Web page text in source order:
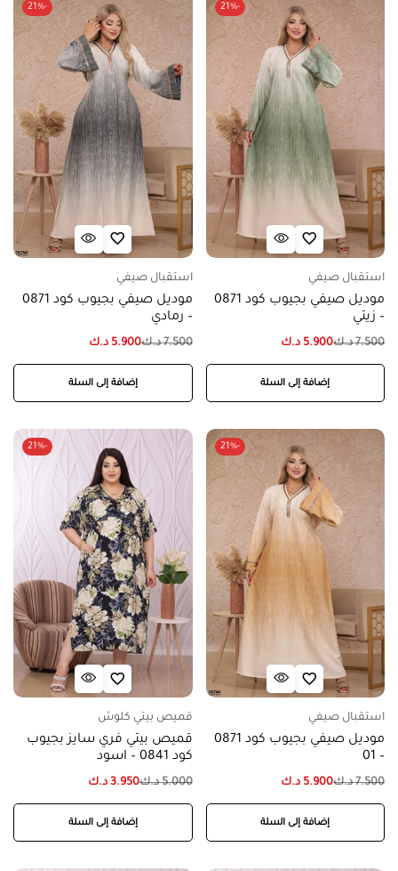
-21%
استقبال صيفي
موديل صيفي بجيوب كود 0871
– زيتي
7.500 د.ك5.900 د.ك
إضافة إلى السلة
-21%
استقبال صيفي
موديل صيفي بجيوب كود 0871
– رمادي
7.500 د.ك5.900 د.ك
إضافة إلى السلة
-21%
استقبال صيفي
موديل صيفي بجيوب كود 0871
– 01
7.500 د.ك5.900 د.ك
إضافة إلى السلة
-21%
قميص بيتي كلوش
قميص بيتي فري سايز بجيوب
كود 0841 – اسود
5.000 د.ك3.950 د.ك
إضافة إلى السلة